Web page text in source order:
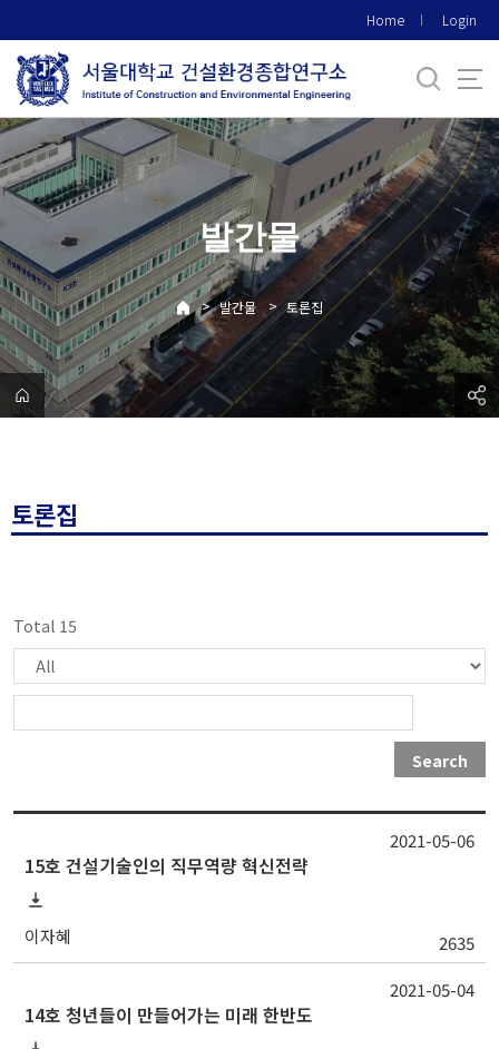
로
메
뉴
Home Login
발간물
> 발간물 > 토론집
토론집
Total 15
Search
15호 건설기술인의 직무역량 혁신전략
이자혜 2635
2021-05-06
14호 청년들이 만들어가는 미래 한반도
2021-05-04